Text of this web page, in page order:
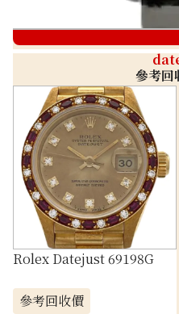
參考回
Rolex Datejust 69198G
參考回收價